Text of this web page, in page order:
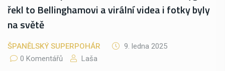
řekl to Bellinghamovi a virální videa i fotky byly
na světě
ŠPANĚLSKÝ SUPERPOHÁR
9. ledna 2025
0 Komentářů
Laša